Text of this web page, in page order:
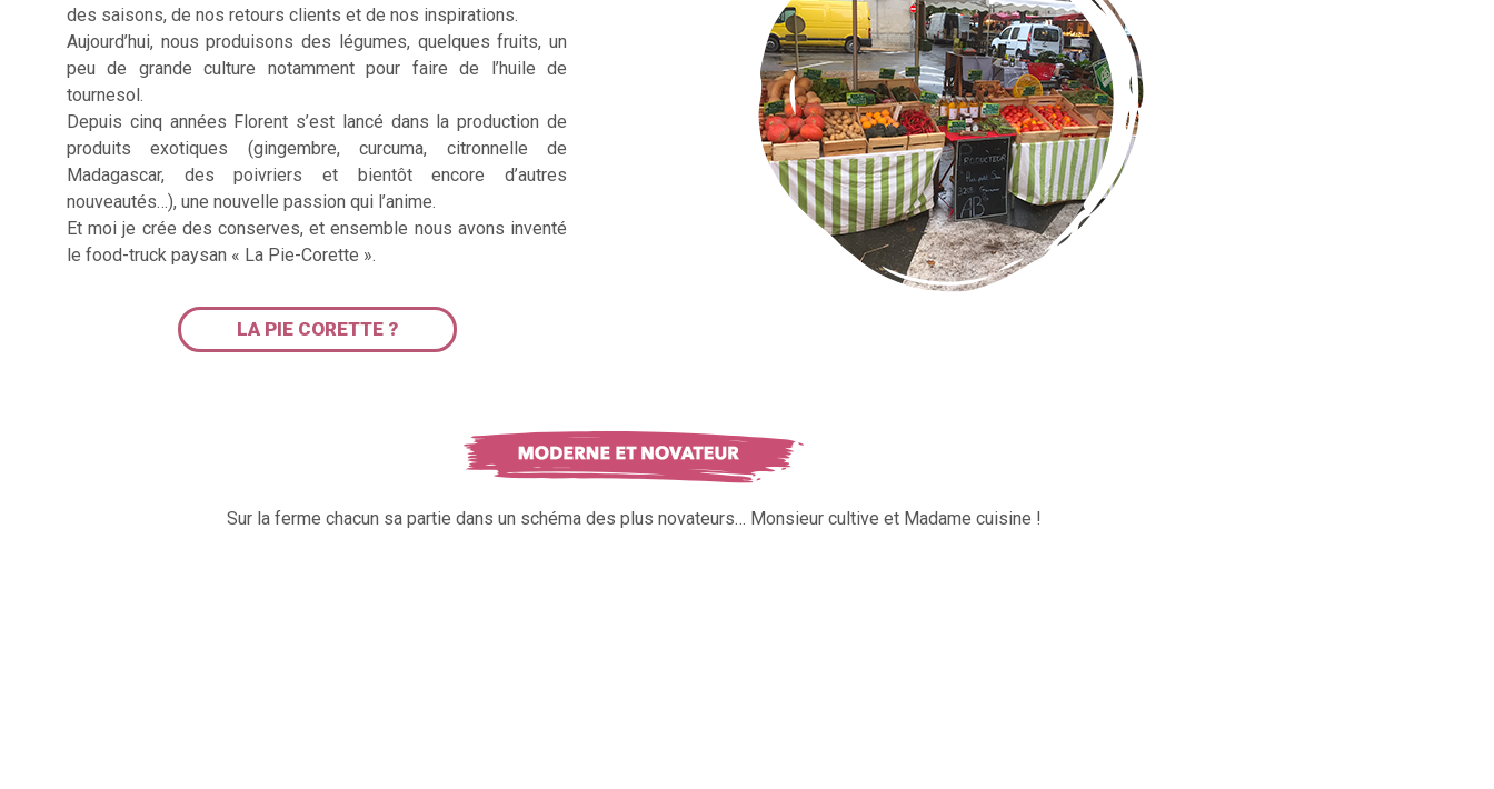
des saisons, de nos retours clients et de nos inspirations.
Aujourd’hui, nous produisons des légumes, quelques fruits, un
peu de grande culture notamment pour faire de l’huile de
tournesol.
Depuis cinq années Florent s’est lancé dans la production de
produits exotiques (gingembre, curcuma, citronnelle de
Madagascar, des poivriers et bientôt encore d’autres
nouveautés…), une nouvelle passion qui l’anime.
Et moi je crée des conserves, et ensemble nous avons inventé
le food-truck paysan « La Pie-Corette ».
LA PIE CORETTE ?
Sur la ferme chacun sa partie dans un schéma des plus novateurs… Monsieur cultive et Madame cuisine !